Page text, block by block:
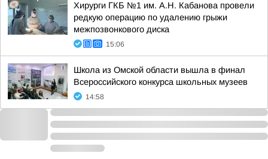
Хирурги ГКБ №1 им. А.Н. Кабанова провели
редкую операцию по удалению грыжи
межпозвонкового диска
15:06
Школа из Омской области вышла в финал
Всероссийского конкурса школьных музеев
14:58